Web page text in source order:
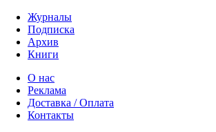
Журналы
Подписка
Архив
Книги
О нас
Реклама
Доставка / Оплата
Контакты